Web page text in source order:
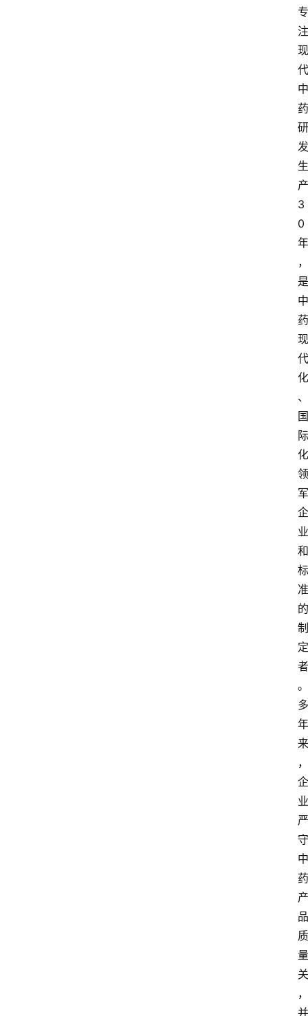
专
注
现
代
中
药
研
发
生
产
3
0
年
，
是
中
药
现
代
化
、
国
际
化
领
军
企
业
和
标
准
的
制
定
者
。
多
年
来
，
企
业
严
守
中
药
产
品
质
量
关
，
并